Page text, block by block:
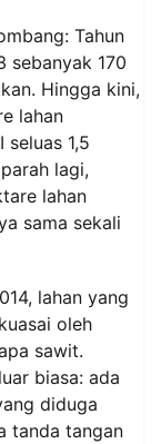
Tahun
sebanyak 170
Hingga kini,
lahan
1,5
lagi,
lahan
sama sekali
lahan yang
oleh
sawit.
biasa: ada
diduga
tanda tangan